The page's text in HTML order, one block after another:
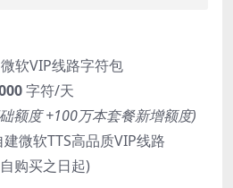
微软VIP线路字符包
字符/天
额度 +100万本套餐新增额度)
建微软TTS高品质VIP线路
购买之日起)